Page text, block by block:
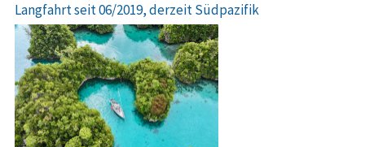
Langfahrt seit 06/2019, derzeit Südpazifik